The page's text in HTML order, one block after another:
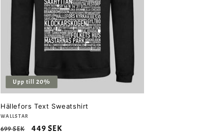
Upp till 20%
Hällefors Text Sweatshirt
Säljare:
WALLSTAR
Ordinarie
699 SEK Försäljningspris
449 SEK